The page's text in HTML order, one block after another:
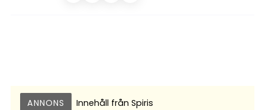
ANNONS Innehåll från Spiris